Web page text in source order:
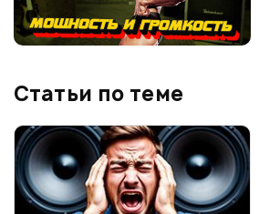
Статьи по теме